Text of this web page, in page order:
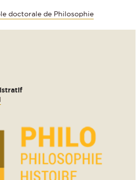
doctorale de Philosophie